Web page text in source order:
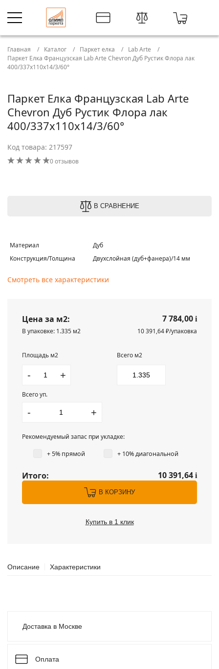
Главная Каталог Паркет елка
Lab Arte
Паркет Елка Французская Lab Arte Chevron Дуб Рустик Флора лак
400/337х110х14/3/60°
Паркет Елка Французская Lab Arte
Chevron Дуб Рустик Флора лак
400/337х110х14/3/60°
Код товара: 217597
0 отзывов
В СРАВНЕНИЕ
Материал
Дуб
Конструкция/Толщина
Двухслойная (дуб+фанера)/14 мм
Смотреть все характеристики
Цена за м2: 7 784,00 i
В упаковке: 1.335 м2
10 391,64 ₽/упаковка
Площадь м2
- +
Всего м2
Всего уп.
- +
Рекомендуемый запас при укладке:
+ 5% прямой + 10% диагональной
Итого: 10 391,64 i
В КОРЗИНУ
Купить в 1 клик
Описание Характеристики
Доставка в Москве
Оплата